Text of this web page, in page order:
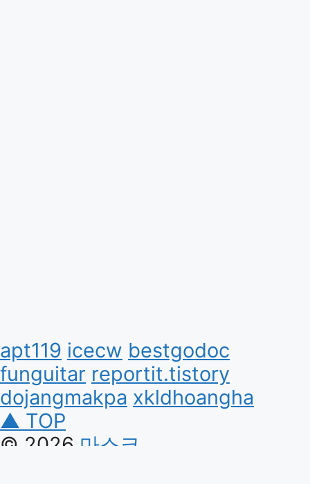
apt119 icecw bestgodoc
funguitar reportit.tistory
dojangmakpa xkldhoangha
▲ TOP
© 2026 마스크